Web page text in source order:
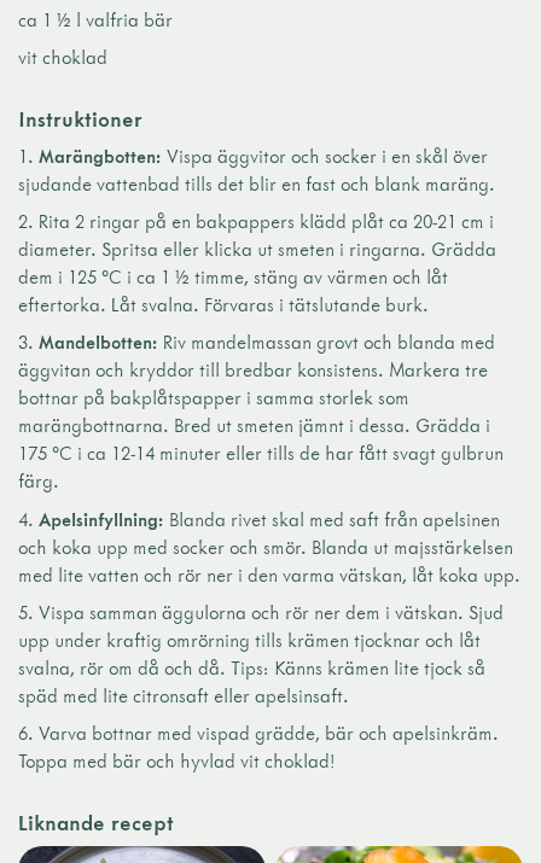
ca 1 ½ l valfria bär
vit choklad
Instruktioner
Marängbotten: Vispa äggvitor och socker i en skål över
sjudande vattenbad tills det blir en fast och blank maräng.
Rita 2 ringar på en bakpappers klädd plåt ca 20-21 cm i
diameter. Spritsa eller klicka ut smeten i ringarna. Grädda
dem i 125 °C i ca 1 ½ timme, stäng av värmen och låt
eftertorka. Låt svalna. Förvaras i tätslutande burk.
Mandelbotten: Riv mandelmassan grovt och blanda med
äggvitan och kryddor till bredbar konsistens. Markera tre
bottnar på bakplåtspapper i samma storlek som
marängbottnarna. Bred ut smeten jämnt i dessa. Grädda i
175 °C i ca 12-14 minuter eller tills de har fått svagt gulbrun
färg.
Apelsinfyllning: Blanda rivet skal med saft från apelsinen
och koka upp med socker och smör. Blanda ut majsstärkelsen
med lite vatten och rör ner i den varma vätskan, låt koka upp.
Vispa samman äggulorna och rör ner dem i vätskan. Sjud
upp under kraftig omrörning tills krämen tjocknar och låt
svalna, rör om då och då. Tips: Känns krämen lite tjock så
späd med lite citronsaft eller apelsinsaft.
Varva bottnar med vispad grädde, bär och apelsinkräm.
Toppa med bär och hyvlad vit choklad!
Liknande recept